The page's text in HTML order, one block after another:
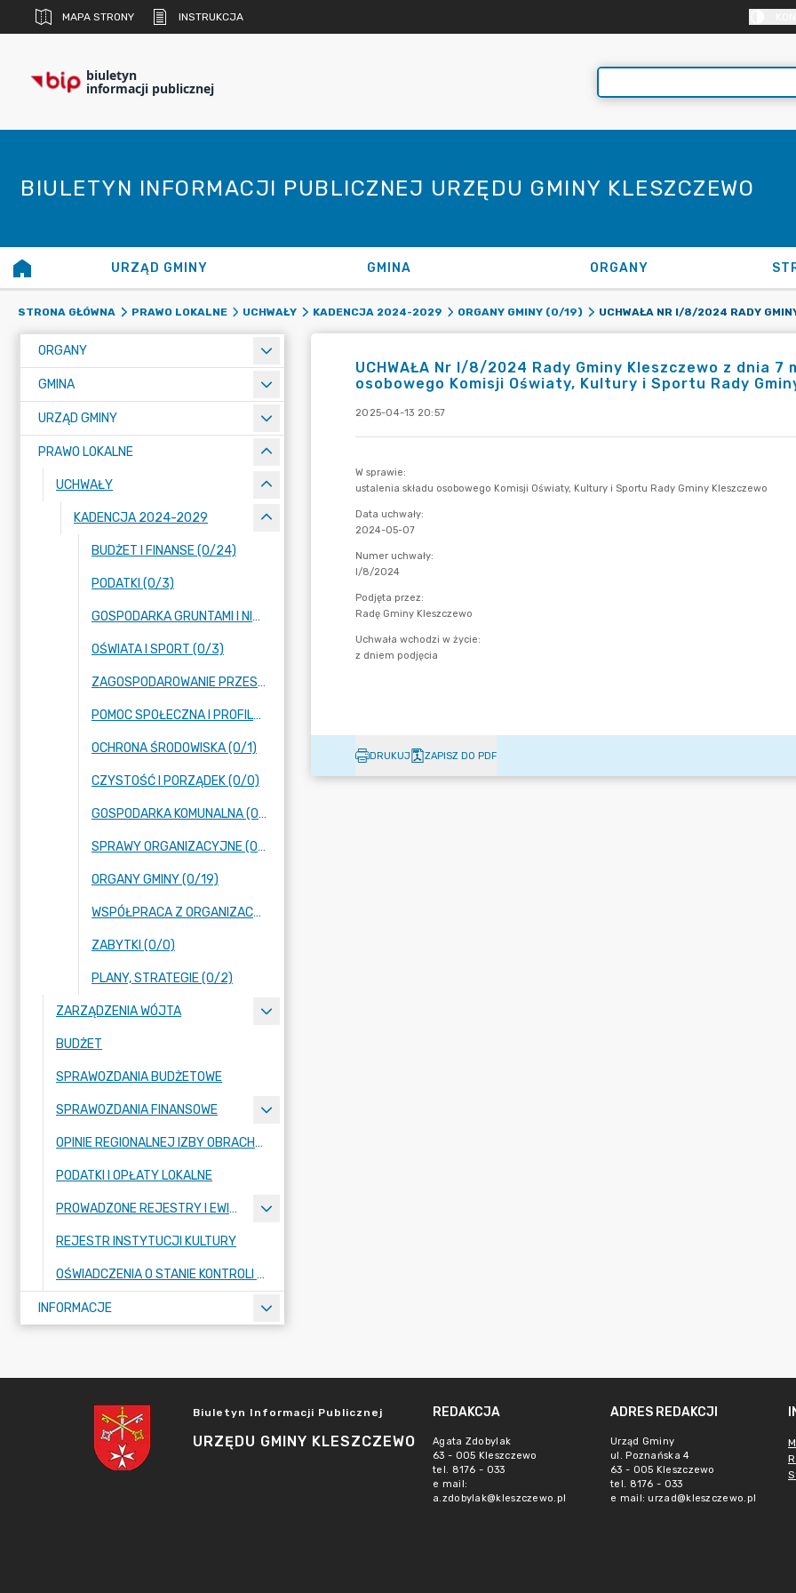
MAPA STRONY INSTRUKCJA
biuletyn
informacji publicznej
BIULETYN INFORMACJI PUBLICZNEJ URZĘDU GMINY KLESZCZEWO
URZĄD GMINY GMINA ORGANY
STRONA GŁÓWNA PRAWO LOKALNE UCHWAŁY KADENCJA 2024-2029 ORGANY GMINY (0/19)
ORGANY
GMINA
URZĄD GMINY
PRAWO LOKALNE
UCHWAŁY
KADENCJA 2024-2029
BUDŻET I FINANSE (0/24)
PODATKI (0/3)
GOSPODARKA GRUNTAMI I NIERUCHOMOŚCIAMI (0/13)
OŚWIATA I SPORT (0/3)
ZAGOSPODAROWANIE PRZESTRZENNE (0/14)
POMOC SPOŁECZNA I PROFILAKTYKA UZALEŻNIEŃ (0/2)
OCHRONA ŚRODOWISKA (0/1)
CZYSTOŚĆ I PORZĄDEK (0/0)
GOSPODARKA KOMUNALNA (0/0)
SPRAWY ORGANIZACYJNE (0/18)
ORGANY GMINY (0/19)
WSPÓŁPRACA Z ORGANIZACJAMI POZARZĄDOWYMI (0/1)
ZABYTKI (0/0)
PLANY, STRATEGIE (0/2)
ZARZĄDZENIA WÓJTA
BUDŻET
SPRAWOZDANIA BUDŻETOWE
SPRAWOZDANIA FINANSOWE
OPINIE REGIONALNEJ IZBY OBRACHUNKOWEJ
PODATKI I OPŁATY LOKALNE
PROWADZONE REJESTRY I EWIDENCJE
REJESTR INSTYTUCJI KULTURY
OŚWIADCZENIA O STANIE KONTROLI ZARZĄDCZEJ
INFORMACJE
UCHWAŁA Nr I/8/2024 Rady Gminy Kleszczewo z dnia
osobowego Komisji Oświaty, Kultury i Sportu Rady
2025-04-13 20:57
DRUKUJ ZAPISZ DO PDF
Biuletyn Informacji Publicznej
URZĘDU GMINY KLESZCZEWO
REDAKCJA
Agata Zdobylak
63 - 005 Kleszczewo
tel. 8176 - 033
e mail:
a.zdobylak@kleszczewo.pl
ADRES REDAKCJI
Urząd Gminy
ul. Poznańska 4
63 - 005 Kleszczewo
tel. 8176 - 033
e mail: urzad@kleszczewo.pl